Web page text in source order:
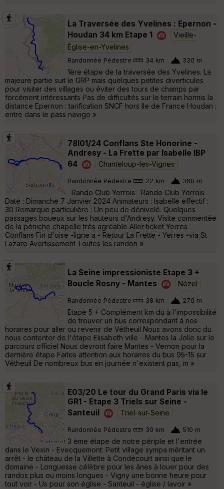
La Traversée des Yvelines : Epernon -
Houdan 34 km Etape 1
Vieille-
Église-en-Yvelines
Randonnée Pédestre 34 km 330 m
1ère étape de la traversée des Yvelines. La
majeure partie suit le GRP mais quelques petites diverticules
pour visiter des villages ou éviter des tours de champs par
forcément intéressants Pas de difficultés sur le terrain hormis la
distance Epernon : tarification SNCF hors Ile de France Houdan :
entre dans le pass navigo »
78l01/24 Conflans Ste Honorine -
Andresy - La Frette par Isabelle IBP
64
Chanteloup-les-Vignes
Randonnée Pédestre 22 km 360 m
Rando Club Yerrois Rando Club Yerrois
Date : Dimanche 7 Janvier 2024 Animateurs : Isabelle effectif :
30 Remarque particulière : Un peu de dénivelé. Quelques
passages boueux sur les hauteurs d'Andresy. Visite commentée
de la péniche chapelle très agréable Aller ticket Yerres
Conflans Fin d'oise -ligne a - Retour La Frette - Yerres -via St
Lazare Avertissement Toutes les randon »
La Seine impressioniste Etape 3 +
Boucle Rosny - Mantes
Nézel
Randonnée Pédestre 38 km 270 m
Etape 5 + Complément km du à l'impossibilité
de trouver un bus correspondant à nos
horaires pour aller ou revenir de Vétheuil Nous avons donc du
nous contenter de l'étape Elisabeth ville - Mantes la Jolie sur le
parcours officiel Nous devront faire Mantes - Vernon pour la
dernière étape Faites attention aux horaires du bus 95-15 sur
Vétheuil De nombreux bus en journée n'existent pas, m »
E03/20 Le tour du Grand Paris via le
GR1 - Etape 3 Triels sur Seine -
Santeuil
Triel-sur-Seine
Randonnée Pédestre 30 km 510 m
3 ème étape de notre périple et l'entrée
dans le Vexin - Evecquemont: Petit village sympa méritant un
arrêt - le château de la Villette à Condécourt ainsi que le
domaine - Longuesse célèbre pour les ânes à louer pour des
randos plus ou moins longues - Vigny une bonne heure pour
tout voir - Us pour son église - Santeuil - église / lavoir »